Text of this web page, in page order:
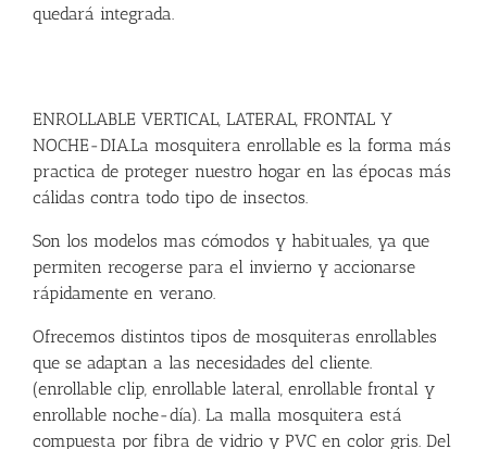
quedará integrada.
ENROLLABLE VERTICAL, LATERAL, FRONTAL Y
NOCHE-DIA.La mosquitera enrollable es la forma más
practica de proteger nuestro hogar en las épocas más
cálidas contra todo tipo de insectos.
Son los modelos mas cómodos y habituales, ya que
permiten recogerse para el invierno y accionarse
rápidamente en verano.
Ofrecemos distintos tipos de mosquiteras enrollables
que se adaptan a las necesidades del cliente.
(enrollable clip, enrollable lateral, enrollable frontal y
enrollable noche-día). La malla mosquitera está
compuesta por fibra de vidrio y PVC en color gris. Del